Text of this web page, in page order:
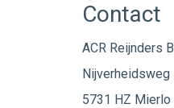
Contact
ACR Reijnders
Nijverheidsweg
5731 HZ Mierlo